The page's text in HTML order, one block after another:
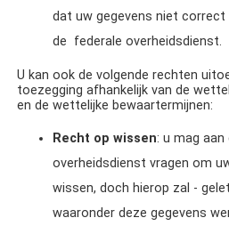
dat uw gegevens niet
de federale overheidsdienst.
U kan ook de volgende rechten
toezegging afhankelijk van de
en de wettelijke bewaartermijnen:
Recht op wissen: u mag
overheidsdienst vragen om
wissen, doch hierop zal -
waaronder deze gegevens